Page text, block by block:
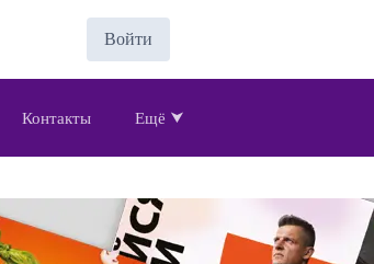
Войти
Контакты Ещё ⮟